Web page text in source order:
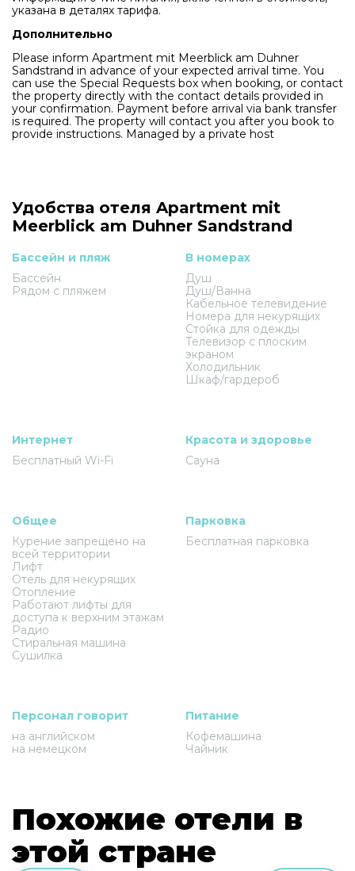
указана в деталях тарифа.
Дополнительно
Please inform Apartment mit Meerblick am Duhner
Sandstrand in advance of your expected arrival time. You
can use the Special Requests box when booking, or contact
the property directly with the contact details provided in
your confirmation. Payment before arrival via bank transfer
is required. The property will contact you after you book to
provide instructions. Managed by a private host
Удобства отеля Apartment mit
Meerblick am Duhner Sandstrand
Бассейн и пляж
Бассейн
Рядом с пляжем
В номерах
Душ
Душ/Ванна
Кабельное телевидение
Номера для некурящих
Стойка для одежды
Телевизор с плоским
экраном
Холодильник
Шкаф/гардероб
Интернет
Бесплатный Wi-Fi
Красота и здоровье
Сауна
Общее
Курение запрещено на
всей территории
Лифт
Отель для некурящих
Отопление
Работают лифты для
доступа к верхним этажам
Радио
Стиральная машина
Сушилка
Парковка
Бесплатная парковка
Персонал говорит
на английском
на немецком
Питание
Кофемашина
Чайник
Похожие отели в
этой стране